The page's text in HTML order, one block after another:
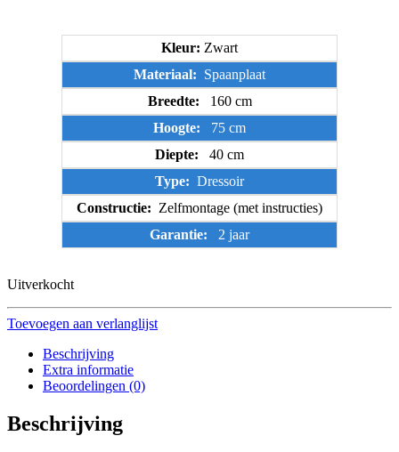
Kleur: Zwart
Materiaal: Spaanplaat
Breedte: 160 cm
Hoogte: 75 cm
Diepte: 40 cm
Type: Dressoir
Constructie: Zelfmontage (met instructies)
Garantie: 2 jaar
Uitverkocht
Toevoegen aan verlanglijst
Beschrijving
Extra informatie
Beoordelingen (0)
Beschrijving